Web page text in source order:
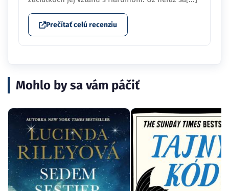
Prečítať celú recenziu
Mohlo by sa vám páčiť